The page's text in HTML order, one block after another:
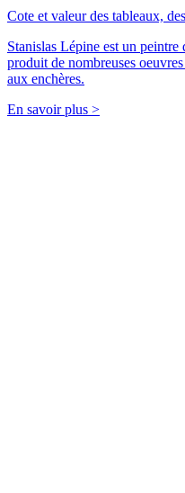
Cote et valeur des tableaux,
Stanislas Lépine est un
produit de nombreuses
aux enchères.
En savoir plus >